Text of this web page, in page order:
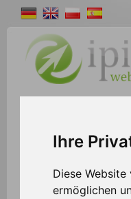
Ihre
Diese
ermöglichen
Home>> Shopsystem